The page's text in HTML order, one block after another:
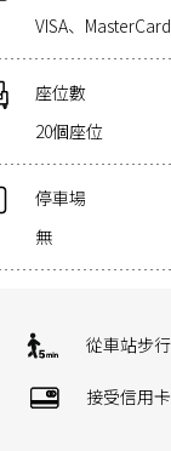
VISA、
座位數
20個座位
停車場
無
從車站步
接受信用卡